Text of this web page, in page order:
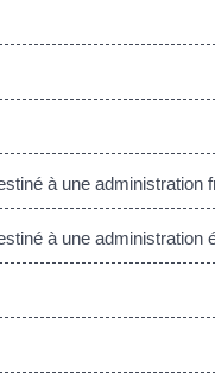
à une administration
à une administration